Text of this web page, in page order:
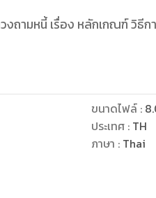
ถามหนี้ เรื่อง หลักเกณฑ์ วิธีก
รียนเกี่ยวกับการทวงถามหนี้
งถามหนี้ ว่าด้วยหลักเกณฑ์แล
ถามหนี้ประจำจังหวัดและคณะ
ขนาดไฟล์:
ประเทศ : TH
ภาษา : Thai